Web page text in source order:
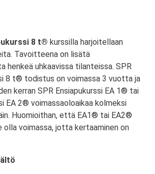
8 t® kurssilla harjoitellaan
Tavoitteena on lisätä
henkeä uhkaavissa tilanteissa. SPR
8 t® todistus on voimassa 3 vuotta ja
kerran SPR Ensiapukurssi EA 1® tai
EA 2® voimassaoloaikaa kolmeksi
Huomioithan, että EA1® tai EA2®
voimassa, jotta kertaaminen on